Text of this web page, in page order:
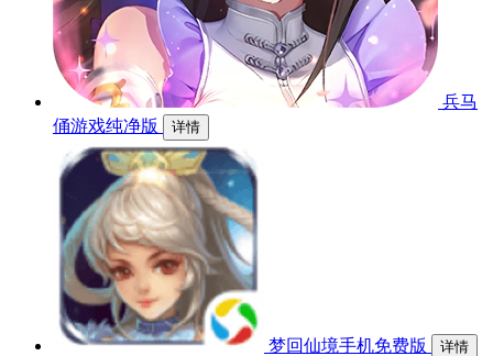
兵马
俑游戏纯净版
详情
梦回仙境手机免费版 详情